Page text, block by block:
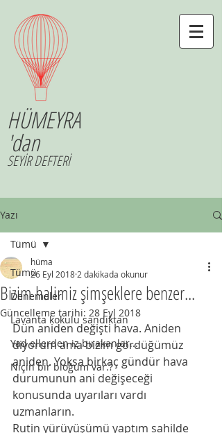
HÜMEYRA
'dan
SEYİR DEFTERİ
Yazı
Tümü
Denemeler
Lavanta kokulu sandıktan
Yad ellerden iz bırakanlar...
Niçin bir bloğum var.?
Tümü
Bizim halimiz şimşeklere benzer...
hüma
26 Eyl 2018 2 dakikada okunur
Güncelleme tarihi: 28 Eyl 2018
Dün aniden değişti hava. Aniden
diyorum ama bizim gördüğümüz
aniden. Yoksa birkaç gündür hava
durumunun ani değişeceği
konusunda uyarıları vardı
uzmanların.
Rutin yürüyüşümü yaptım sahilde